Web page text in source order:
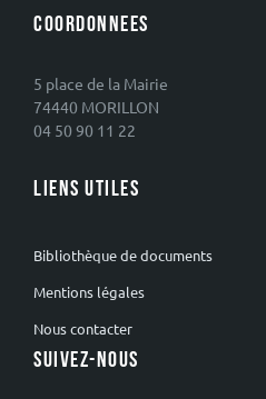
COORDONNEES
5 place de la Mairie
74440 MORILLON
04 50 90 11 22
LIENS UTILES
Bibliothèque de documents
Mentions légales
Nous contacter
SUIVEZ-NOUS